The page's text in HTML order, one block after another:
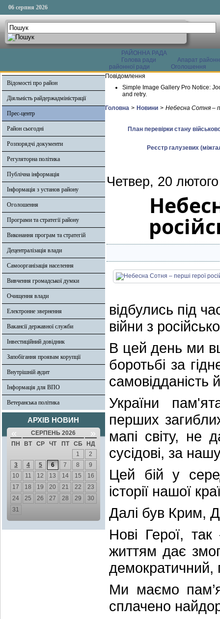
06 серпня 2026
РАЙОННА РАДА
Голова ради
Апарат
районної ради
Оголошення
Відомості про район
Діяльність райдержадміністрації
Прес-центр
Район сьогодні
Розпорядчі документи
Регуляторна політика
Публічна інформація
Інформація з установ району
Оголошення
Програми та стратегії району
Виконання програм та стратегій
Децентралізація влади
Самоорганізація населення
Вивчення громадської думки
Очищення влади
Електронне звернення
Вакансії державної служби
Інвестиційний довідник
Запобігання проявам корупції
Внутрішній аудит
Інформація для ВПО
Ветеранська політика
АРХІВ НОВИН
« СЕРПЕНЬ 2026 »
ПН ВТ СР ЧТ ПТ СБ
НД
1
2
3
4 5 6 7 8
9
10
11 12 13 14 15
16
17
18 19 20 21 22
23
24
25 26 27 28 29
30
31
Повідомлення
Simple Image Gallery Pro Notice:
and retry.
Головна > Новини > Небесна Сотня –
План перевірки стану
Реєстр галузевих
Четвер, 20
відбулись під
війни з
В цей день ми
боротьбі за
самовідданість
України
перших
мапі світу, не
сусідові, за
Цей бій у
історії нашої
Далі був Крим,
Нові Герої,
життям дає
демократичний,
Ми маємо
сплачено